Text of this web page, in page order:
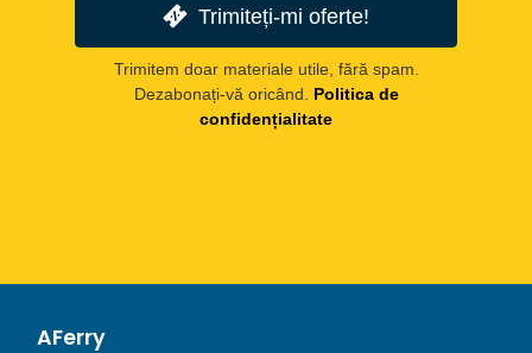
Trimiteți-mi oferte!
Trimitem doar materiale utile, fără spam.
Dezabonați-vă oricând.
Politica de
confidențialitate
AFerry